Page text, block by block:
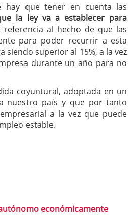
hay que tener en cuenta las
la ley va a establecer para
referencia al hecho de que las
para poder recurrir a esta
superior al 15%, a la vez
durante un año para no
coyuntural, adoptada en un
nuestro país y que por tanto
a la vez que puede
estable.
económicamente